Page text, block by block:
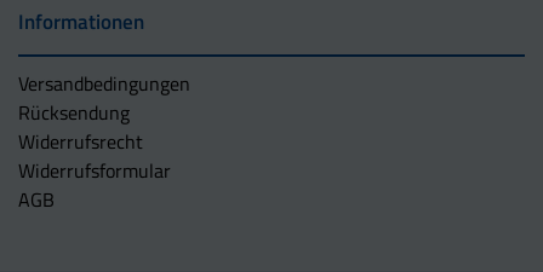
Informationen
Versandbedingungen
Rücksendung
Widerrufsrecht
Widerrufsformular
AGB